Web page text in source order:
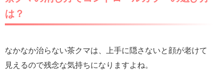
は？
なかなか治らない茶クマは、上手に隠さないと顔が老けて
見えるので残念な気持ちになりますよね。